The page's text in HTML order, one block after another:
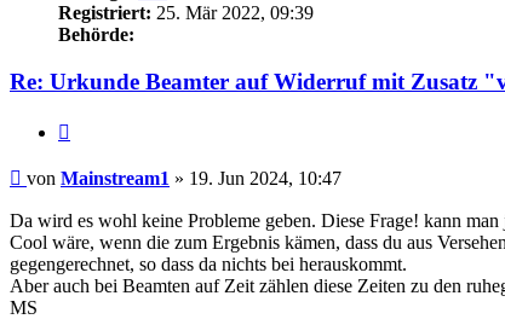
Registriert: 25. Mär 2022, 09:39
Behörde:
Re: Urkunde Beamter auf Widerruf mit Zusatz
Beitrag
von Mainstream1 » 19. Jun 2024, 10:47
Da wird es wohl keine Probleme geben. Diese Frage! kann
Cool wäre, wenn die zum Ergebnis kämen, dass du aus
gegengerechnet, so dass da nichts bei herauskommt.
Aber auch bei Beamten auf Zeit zählen diese Zeiten zu den
MS